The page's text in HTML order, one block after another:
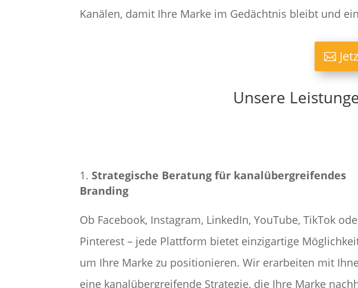
Kanälen, damit Ihre Marke im Gedächtnis bleibt und
Unsere
Strategische Beratung für kanalübergreifendes
Branding
Ob Facebook, Instagram, LinkedIn, YouTube, TikTok
Pinterest – jede Plattform bietet einzigartige
um Ihre Marke zu positionieren. Wir erarbeiten mit
eine kanalübergreifende Strategie, die Ihre Marke